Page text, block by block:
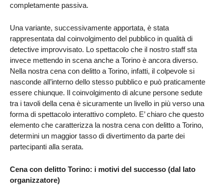
completamente passiva.
Una variante, successivamente apportata, è stata
rappresentata dal coinvolgimento del pubblico in qualità di
detective improvvisato. Lo spettacolo che il nostro staff sta
invece mettendo in scena anche a Torino è ancora diverso.
Nella nostra cena con delitto a Torino, infatti, il colpevole si
nasconde all’interno dello stesso pubblico e può praticamente
essere chiunque. Il coinvolgimento di alcune persone sedute
tra i tavoli della cena è sicuramente un livello in più verso una
forma di spettacolo interattivo completo. E’ chiaro che questo
elemento che caratterizza la nostra cena con delitto a Torino,
determini un maggior tasso di divertimento da parte dei
partecipanti alla serata.
Cena con delitto Torino: i motivi del successo (dal lato
organizzatore)